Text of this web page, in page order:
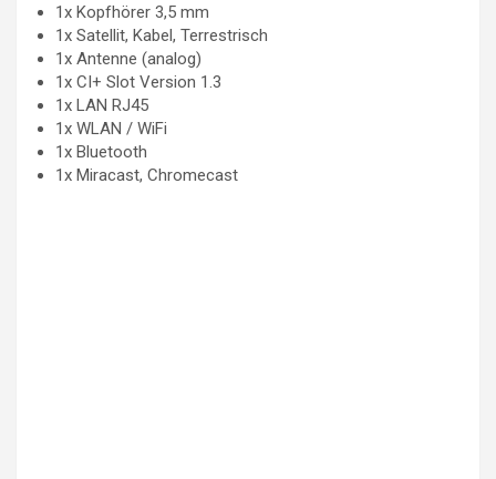
1x Kopfhörer 3,5 mm
1x Satellit, Kabel, Terrestrisch
1x Antenne (analog)
1x CI+ Slot Version 1.3
1x LAN RJ45
1x WLAN / WiFi
1x Bluetooth
1x Miracast, Chromecast